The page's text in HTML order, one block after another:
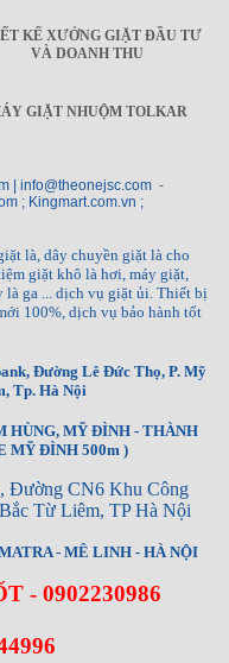
KẾ XƯỞNG GIẶT ĐẦU TƯ
VÀ DOANH THU
GIẶT NHUỘM TOLKAR
| info@theonejsc.com -
; Kingmart.com.vn ;
là, dây chuyền giặt là cho
giặt khô là hơi, máy giặt,
là ga ... dịch vụ giặt ủi. Thiết bị
100%, dịch vụ bảo hành tốt
Đường Lê Đức Thọ, P. Mỹ
Tp. Hà Nội
HÙNG, MỸ ĐÌNH - THÀNH
MỸ ĐÌNH 500m )
Đường CN6 Khu Công
Từ Liêm, TP Hà Nội
- MÊ LINH - HÀ NỘI
- 0902230986